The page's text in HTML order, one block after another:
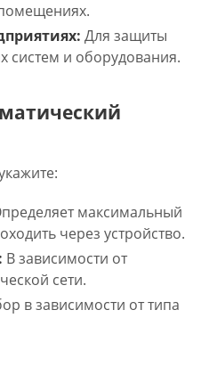
Для защиты
систем и оборудования.
максимальный
через устройство.
В зависимости от
сети.
в зависимости от типа